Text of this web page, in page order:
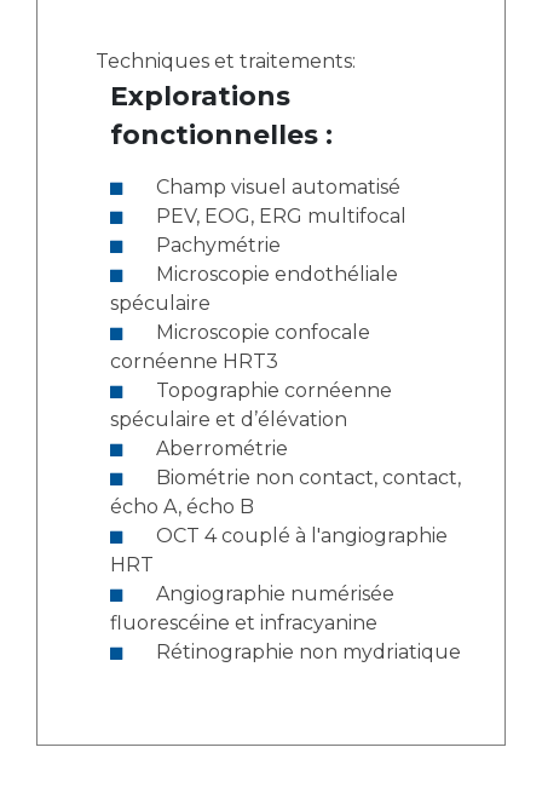
Techniques et traitements:
Explorations
fonctionnelles :
Champ visuel automatisé
PEV, EOG, ERG multifocal
Pachymétrie
spéculaire
cornéenne HRT3
spéculaire et d’élévation
Aberrométrie
écho A, écho B
HRT
fluorescéine et infracyanine
Rétinographie non mydriatique